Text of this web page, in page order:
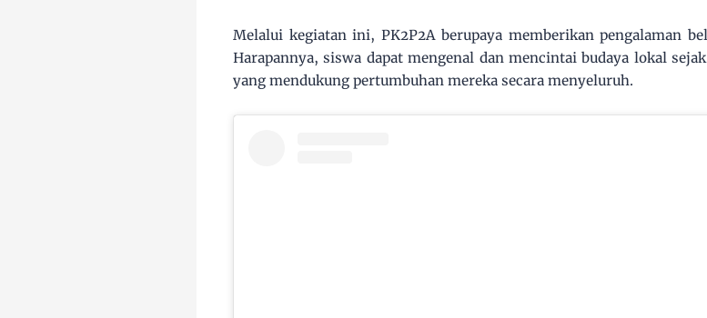
Melalui kegiatan ini, PK2P2A berupaya memberikan pengalaman
Harapannya, siswa dapat mengenal dan mencintai budaya lokal
yang mendukung pertumbuhan mereka secara menyeluruh.